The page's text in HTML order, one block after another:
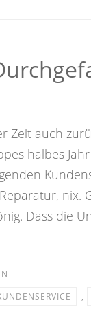
Zeit auch
halbes
nix.
Dass die
,